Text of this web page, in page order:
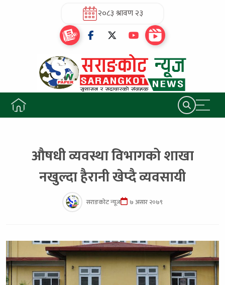
२०८३ श्रावण २३
औषधी व्यवस्था विभागको शाखा
नखुल्दा हैरानी खेप्दै व्यवसायी
सराङकोट न्यूज ७ असार २०७९